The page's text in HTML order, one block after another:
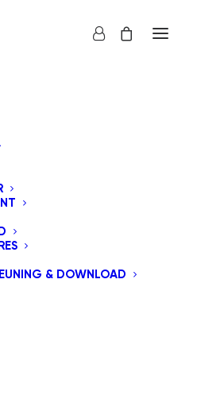
& DOWNLOAD
op nieuwste
sortering
populariteit
laag naar hoog
hoog naar laag